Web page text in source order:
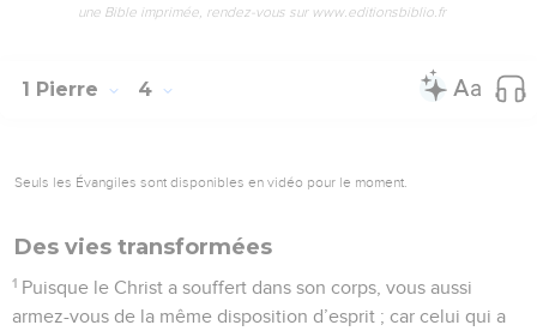
une Bible imprimée, rendez-vous sur www.editionsbiblio.fr
1 Pierre 4
Seuls les Évangiles sont disponibles en vidéo pour le moment.
Des vies transformées
1 Puisque le Christ a souffert dans son corps, vous aussi
armez-vous de la même disposition d’esprit ; car celui qui a